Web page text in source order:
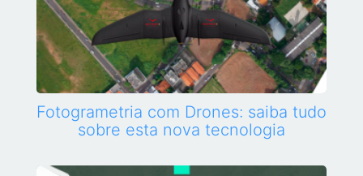
Fotogrametria com Drones: saiba tudo
sobre esta nova tecnologia